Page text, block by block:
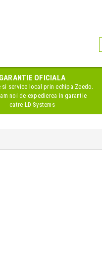
GARANTIE OFICIALA
si service local prin echipa Zeedo.
noi de expedierea in garantie
catre LD Systems